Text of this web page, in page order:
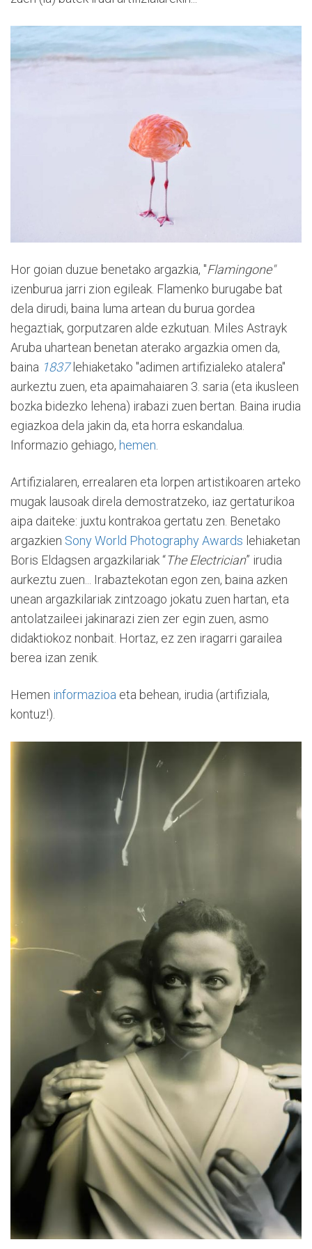
Hor goian duzue benetako argazkia, "Flamingone"
izenburua jarri zion egileak. Flamenko burugabe bat
dela dirudi, baina luma artean du burua gordea
hegaztiak, gorputzaren alde ezkutuan. Miles Astrayk
Aruba uhartean benetan aterako argazkia omen da,
baina 1837lehiaketako "adimen artifizialeko atalera"
aurkeztu zuen, eta apaimahaiaren 3. saria (eta ikusleen
bozka bidezko lehena) irabazi zuen bertan. Baina irudia
egiazkoa dela jakin da, eta horra eskandalua.
Informazio gehiago, hemen
Artifizialaren, errealaren eta lorpen artistikoaren arteko
mugak lausoak direla demostratzeko, iaz gertaturikoa
aipa daiteke: juxtu kontrakoa gertatu zen. Benetako
argazkien Sony World Photography Awards lehiaketan
Boris Eldagsen argazkilariak “The Electrician” irudia
aurkeztu zuen... Irabaztekotan egon zen, baina azken
unean argazkilariak zintzoago jokatu zuen hartan, eta
antolatzaileei jakinarazi zien zer egin zuen, asmo
didaktiokoz nonbait. Hortaz, ez zen iragarri garailea
berea izan zenik.
Hemen informazioa eta behean, irudia (artifiziala,
kontuz!).